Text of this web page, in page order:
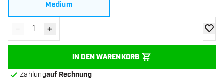
Medium
Menge verringern
- Menge erhöhen
+
IN DEN WARENKORB
Zur
Zahlungauf Rechnung